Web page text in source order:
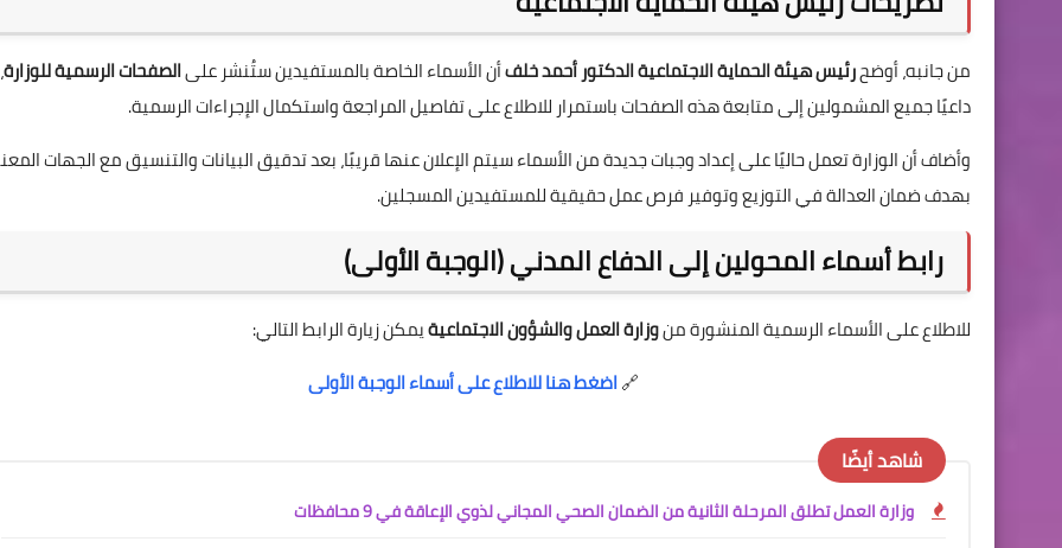
من جانبه، أوضحرئيس هيئة الحماية الاجتماعية الدكتور أحمد خلفأن الأسماء الخاصة بالمستفيدين ستُنشر علىالصفحات الرسمية للوزارة،
داعيًا جميع المشمولين إلى متابعة هذه الصفحات باستمرار للاطلاع على تفاصيل المراجعة واستكمال الإجراءات الرسمية.
وأضاف أن الوزارة تعمل حاليًا على إعداد وجبات جديدة من الأسماء سيتم الإعلان عنها قريبًا، بعد تدقيق البيانات والتنسيق مع الجهات
بهدف ضمان العدالة في التوزيع وتوفير فرص عمل حقيقية للمستفيدين المسجلين.
رابط أسماء المحولين إلى الدفاع المدني (الوجبة الأولى)
للاطلاع على الأسماء الرسمية المنشورة منوزارة العمل والشؤون الاجتماعيةيمكن زيارة الرابط التالي:
🔗اضغط هنا للاطلاع على أسماء الوجبة الأولى
شاهد أيضًا
وزارة العمل تطلق المرحلة الثانية من الضمان الصحي المجاني لذوي الإعاقة في 9 محافظات